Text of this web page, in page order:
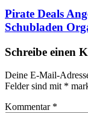
Pirate Deals
Schubladen
Schreibe einen
Deine E-Mail-
Felder sind mit *
Kommentar *